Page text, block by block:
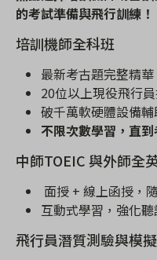
的考試準備與飛行訓練！
培訓機師全科班
最新考古題完整精華
20位以上現役飛行
破千萬軟硬體設備
不限次數學習，直到
中師TOEIC與外師全
面授 + 線上函授，
互動式學習，強化
飛行員潛質測驗與模